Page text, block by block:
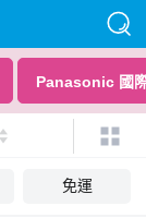
Panasonic 國
免運